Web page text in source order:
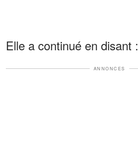
Elle a continué en disant :
ANNONCES